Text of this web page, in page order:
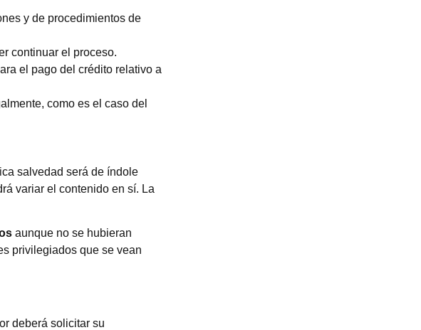
y de procedimientos de
continuar el proceso.
el pago del crédito relativo a
como es el caso del
salvedad será de índole
variar el contenido en sí. La
aunque no se hubieran
privilegiados que se vean
deberá solicitar su